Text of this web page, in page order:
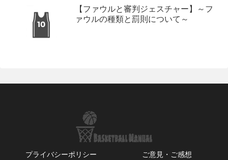
【ファウルと審判ジェスチャー】～フ
ァウルの種類と罰則について～
プライバシーポリシー ご意見・ご感想